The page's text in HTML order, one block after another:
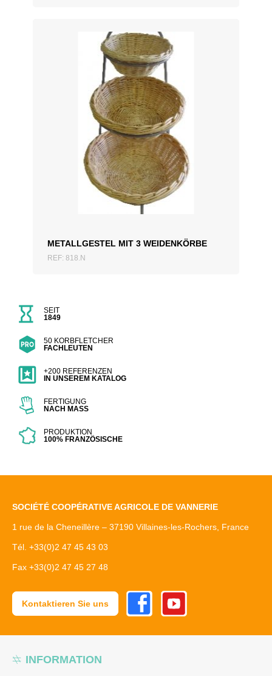
METALLGESTEL MIT 3 WEIDENKÖRBE
REF: 818.N
ZUM ANGEBOT HINZUFÜGEN
SEIT
1849
50 KORBFLETCHER
FACHLEUTEN
+200 REFERENZEN
IN UNSEREM KATALOG
FERTIGUNG
NACH MASS
PRODUKTION
100% FRANZÖSISCHE
INFORMATION
SOCIÉTÉ COOPÉRATIVE AGRICOLE DE VANNERIE
1 rue de la Cheneillère – 37190 Villaines-les-Rochers, France
Tél. +33(0)2 47 45 43 03
Fax +33(0)2 47 45 27 48
Kontaktieren Sie uns
FacebookYoutube